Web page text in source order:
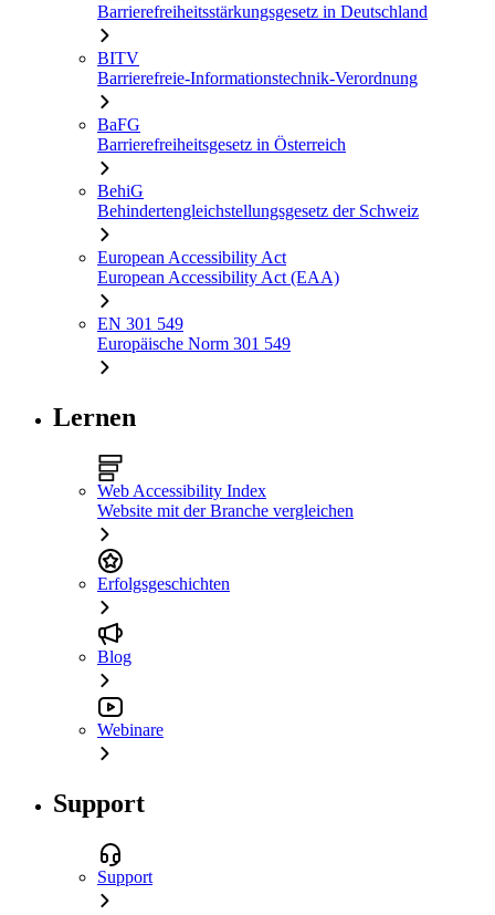
Barrierefreiheitsstärkungsgesetz in Deutschland
BITV
Barrierefreie-Informationstechnik-Verordnung
BaFG
Barrierefreiheitsgesetz in Österreich
BehiG
Behindertengleichstellungsgesetz der Schweiz
European Accessibility Act
European Accessibility Act (EAA)
EN 301 549
Europäische Norm 301 549
Lernen
Web Accessibility Index
Website mit der Branche vergleichen
Erfolgsgeschichten
Blog
Webinare
Support
Support